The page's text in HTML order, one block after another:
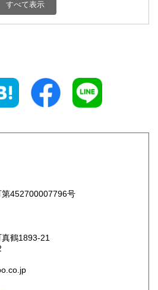
円 三重県
円 島根県
円
すべて表示
452700007796号
鶴1893-21